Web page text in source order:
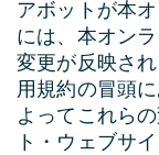
アボットが本
には、本オン
変更が反映さ
用規約の冒頭
よってこれら
ト・ウェブサ